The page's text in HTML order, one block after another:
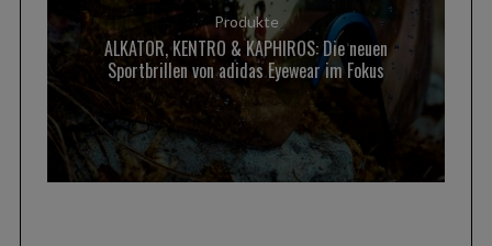
Produkte
ALKATOR, KENTRO & KAPHIROS: Die neuen
Sportbrillen von adidas Eyewear im Fokus